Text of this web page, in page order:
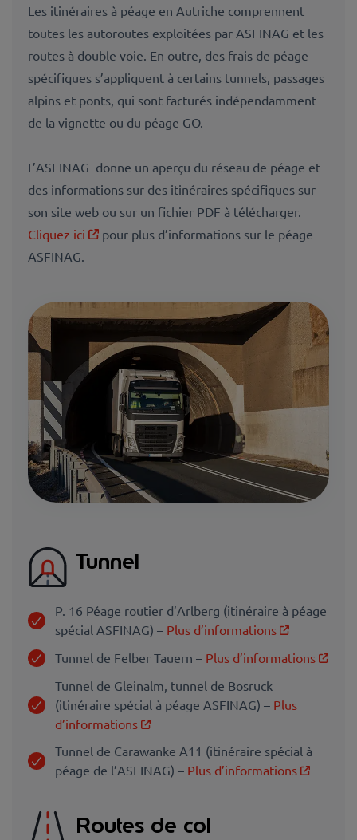
Les itinéraires à péage en Autriche comprennent
toutes les autoroutes exploitées par ASFINAG et les
routes à double voie. En outre, des frais de péage
spécifiques s’appliquent à certains tunnels, passages
alpins et ponts, qui sont facturés indépendamment
de la vignette ou du péage GO.
L’ASFINAG donne un aperçu du réseau de péage et
des informations sur des itinéraires spécifiques sur
son site web ou sur un fichier PDF à télécharger.
Cliquez ici
pour plus d’informations sur le péage
ASFINAG.
Tunnel
P. 16 Péage routier d’Arlberg (itinéraire à péage
spécial ASFINAG) – Plus d’informations
Tunnel de Felber Tauern – Plus d’informations
Tunnel de Gleinalm, tunnel de Bosruck
(itinéraire spécial à péage ASFINAG) – Plus
d’informations
Tunnel de Carawanke A11 (itinéraire spécial à
péage de l’ASFINAG) – Plus d’informations
Routes de col